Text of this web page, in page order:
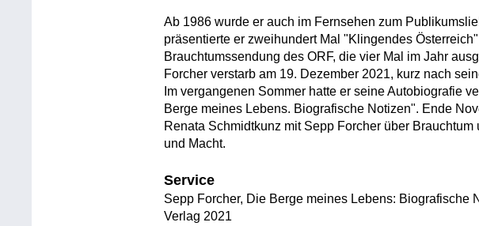
Ab 1986 wurde er auch im Fernsehen zum
präsentierte er zweihundert Mal "Klingendes
Brauchtumssendung des ORF, die vier Mal im Jahr
Forcher verstarb am 19. Dezember 2021, kurz nach
Im vergangenen Sommer hatte er seine Autobiografie
Berge meines Lebens. Biografische Notizen". Ende
Renata Schmidtkunz mit Sepp Forcher über Brauchtum
und Macht.
Service
Sepp Forcher, Die Berge meines Lebens: Biografische
Verlag 2021